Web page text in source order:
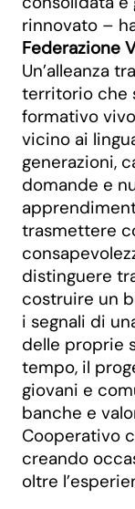
rinnovato –
Federazione
Un’alleanza
territorio che
formativo
vicino ai
generazioni,
domande e
trasmettere
distinguere
costruire un
i segnali di
delle proprie
tempo, il
giovani e
banche e
Cooperativo
creando
oltre